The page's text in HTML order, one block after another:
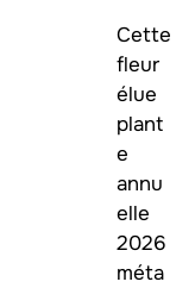
Cette
fleur
élue
plant
e
annu
elle
2026
méta